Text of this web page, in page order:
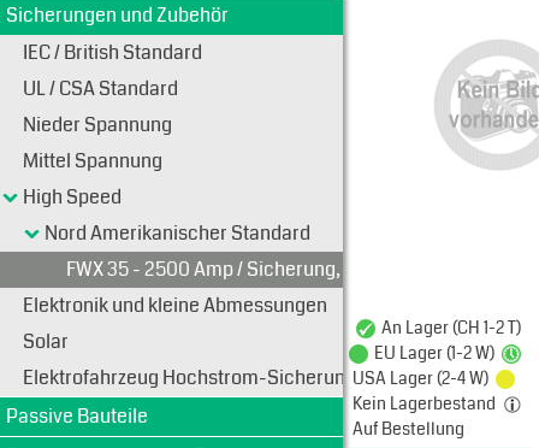
Sicherungen und Zubehör
IEC / British Standard
UL / CSA Standard
Nieder Spannung
Mittel Spannung
High Speed
Nord Amerikanischer Standard
FWX 35 - 2500 Amp / Sicherung, 250 VAC / 250 VDC
Elektronik und kleine Abmessungen
Solar
Elektrofahrzeug Hochstrom-Sicherungen
Passive Bauteile
An Lager (CH 1-2 T)
EU Lager (1-2 W)
USA Lager (2-4 W)
Kein Lagerbestand
Auf Bestellung